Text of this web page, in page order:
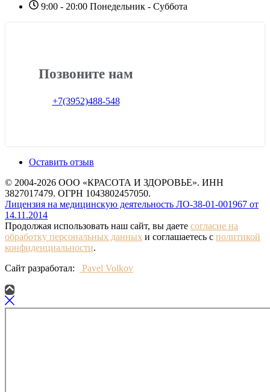
9:00 - 20:00 Понедельник - Суббота
Позвоните нам
+7(3952)488-548
Оставить отзыв
© 2004-2026 ООО «КРАСОТА И ЗДОРОВЬЕ». ИНН
3827017479. ОГРН 1043802457050.
Лицензия на медицинскую деятельность ЛО-38-01-001967 от
14.11.2014
Продолжая использовать наш сайт, вы даете согласие на
обработку персональных данных и соглашаетесь с политикой
конфиденциальности.
Сайт разработал:
Pavel Volkov